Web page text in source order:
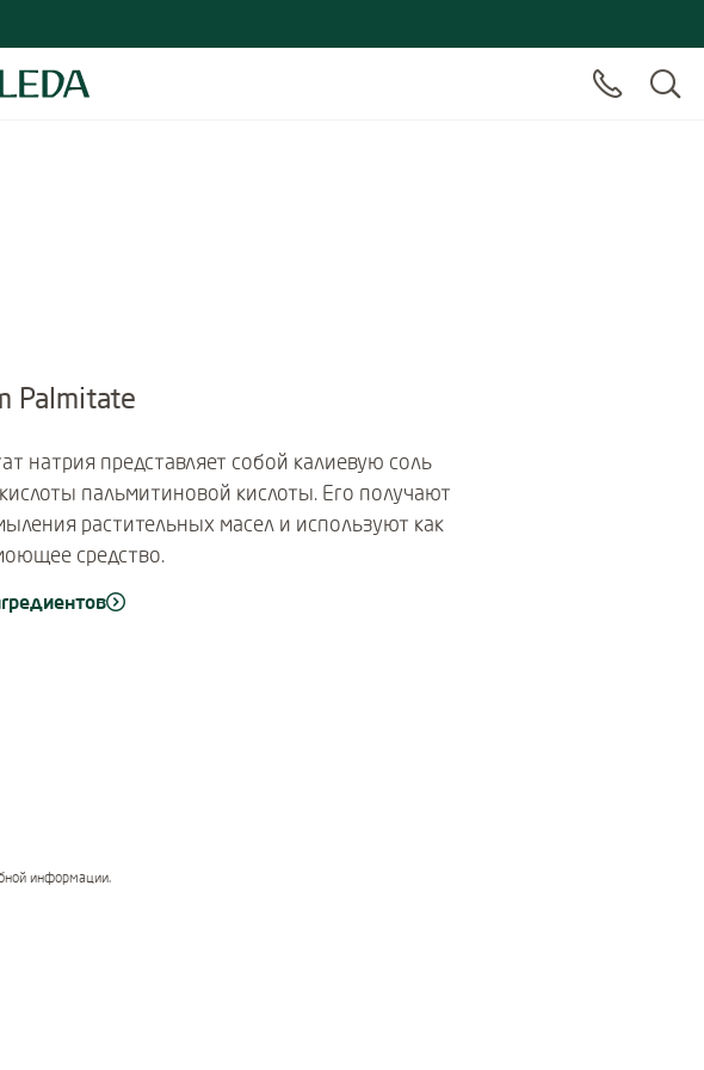
Palmitate
натрия представляет собой калиевую соль
пальмитиновой кислоты. Его получают
растительных масел и используют как
средство.
информации.